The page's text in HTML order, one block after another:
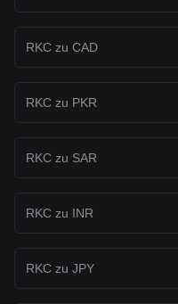
RKC zu CAD
RKC zu PKR
RKC zu SAR
RKC zu INR
RKC zu JPY